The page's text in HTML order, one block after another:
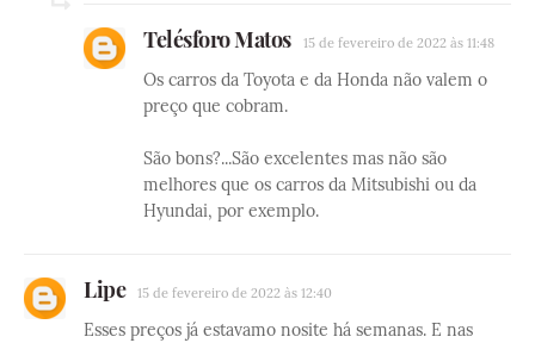
Telésforo Matos 15 de fevereiro de 2022 às 11:48
Os carros da Toyota e da Honda não valem o
preço que cobram.
São bons?...São excelentes mas não são
melhores que os carros da Mitsubishi ou da
Hyundai, por exemplo.
Lipe 15 de fevereiro de 2022 às 12:40
Esses preços já estavamo nosite há semanas. E nas